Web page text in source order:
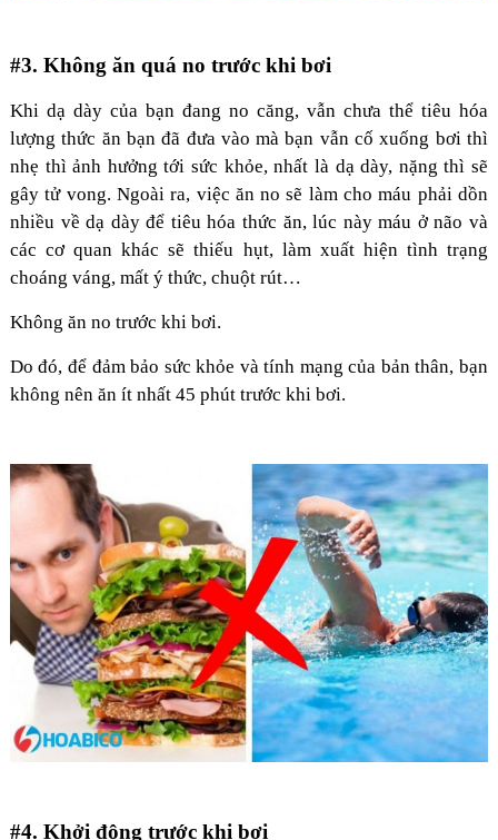
#3. Không ăn quá no trước khi bơi
Khi dạ dày của bạn đang no căng, vẫn chưa thể tiêu hóa
lượng thức ăn bạn đã đưa vào mà bạn vẫn cố xuống bơi thì
nhẹ thì ảnh hưởng tới sức khỏe, nhất là dạ dày, nặng thì sẽ
gây tử vong. Ngoài ra, việc ăn no sẽ làm cho máu phải dồn
nhiều về dạ dày để tiêu hóa thức ăn, lúc này máu ở não và
các cơ quan khác sẽ thiếu hụt, làm xuất hiện tình trạng
choáng váng, mất ý thức, chuột rút…
Không ăn no trước khi bơi.
Do đó, để đảm bảo sức khỏe và tính mạng của bản thân, bạn
không nên ăn ít nhất 45 phút trước khi bơi.
#4. Khởi động trước khi bơi